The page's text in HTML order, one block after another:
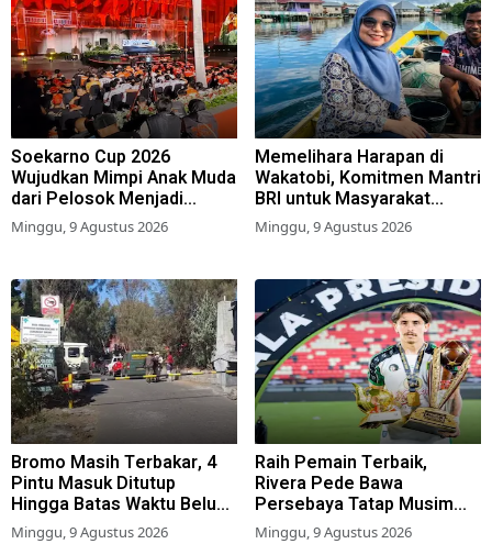
Soekarno Cup 2026
Wujudkan Mimpi Anak Muda
dari Pelosok Menjadi
Pemain Sepak Bola
Profesional
Minggu, 9 Agustus 2026
Memelihara Harapan di
Wakatobi, Komitmen Mantri
BRI untuk Masyarakat
Bahari
Minggu, 9 Agustus 2026
Bromo Masih Terbakar, 4
Pintu Masuk Ditutup
Hingga Batas Waktu Belum
Ditentukan
Minggu, 9 Agustus 2026
Raih Pemain Terbaik,
Rivera Pede Bawa
Persebaya Tatap Musim
2026-2027
Minggu, 9 Agustus 2026